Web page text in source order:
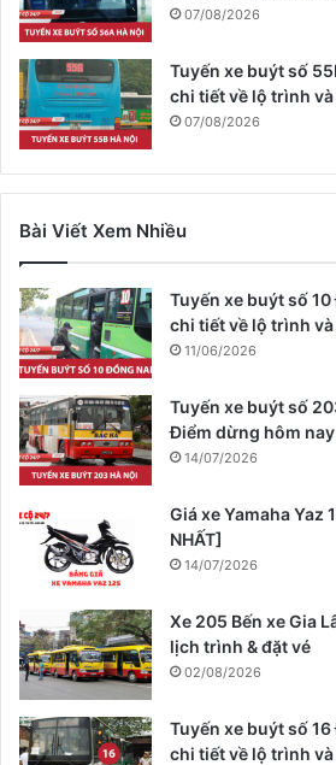
07/08/2026
Tuyến xe buýt số
chi tiết về lộ trình
07/08/2026
Bài Viết Xem Nhiều
Tuyến xe buýt số
chi tiết về lộ trình
11/06/2026
Tuyến xe buýt số
Điểm dừng hôm nay
14/07/2026
Giá xe Yamaha Yaz
NHẤT]
14/07/2026
Xe 205 Bến xe Gia
lịch trình & đặt vé
02/08/2026
Tuyến xe buýt số
chi tiết về lộ trình